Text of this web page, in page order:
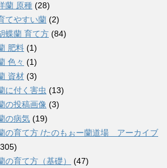
蘭 原種 (28)
てやすい蘭 (2)
蝶蘭 育て方 (84)
肥料 (1)
色々 (1)
資材 (3)
に付く害虫 (13)
の投稿画像 (3)
の病気 (19)
の育て方 /たのもぉー蘭道場 アーカイブ
の育て方（基礎）
(47)